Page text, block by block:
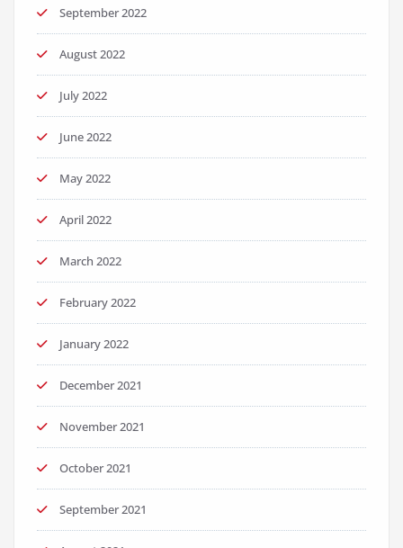
September 2022
August 2022
July 2022
June 2022
May 2022
April 2022
March 2022
February 2022
January 2022
December 2021
November 2021
October 2021
September 2021